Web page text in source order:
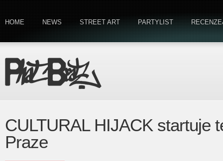
HOME NEWS STREET ART PARTYLIST
CULTURAL HIJACK startuje
Praze